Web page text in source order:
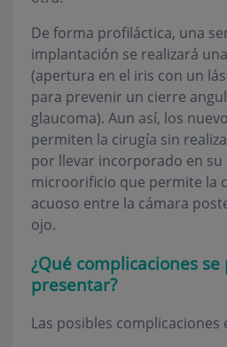
De forma profiláctica, una
implantación se realizará
(apertura en el iris con un
para prevenir un cierre
glaucoma). Aun así, los
permiten la cirugía sin
por llevar incorporado en su
microorificio que permite la
acuoso entre la cámara
ojo.
¿Qué complicaciones
presentar?
Las posibles complicaciones